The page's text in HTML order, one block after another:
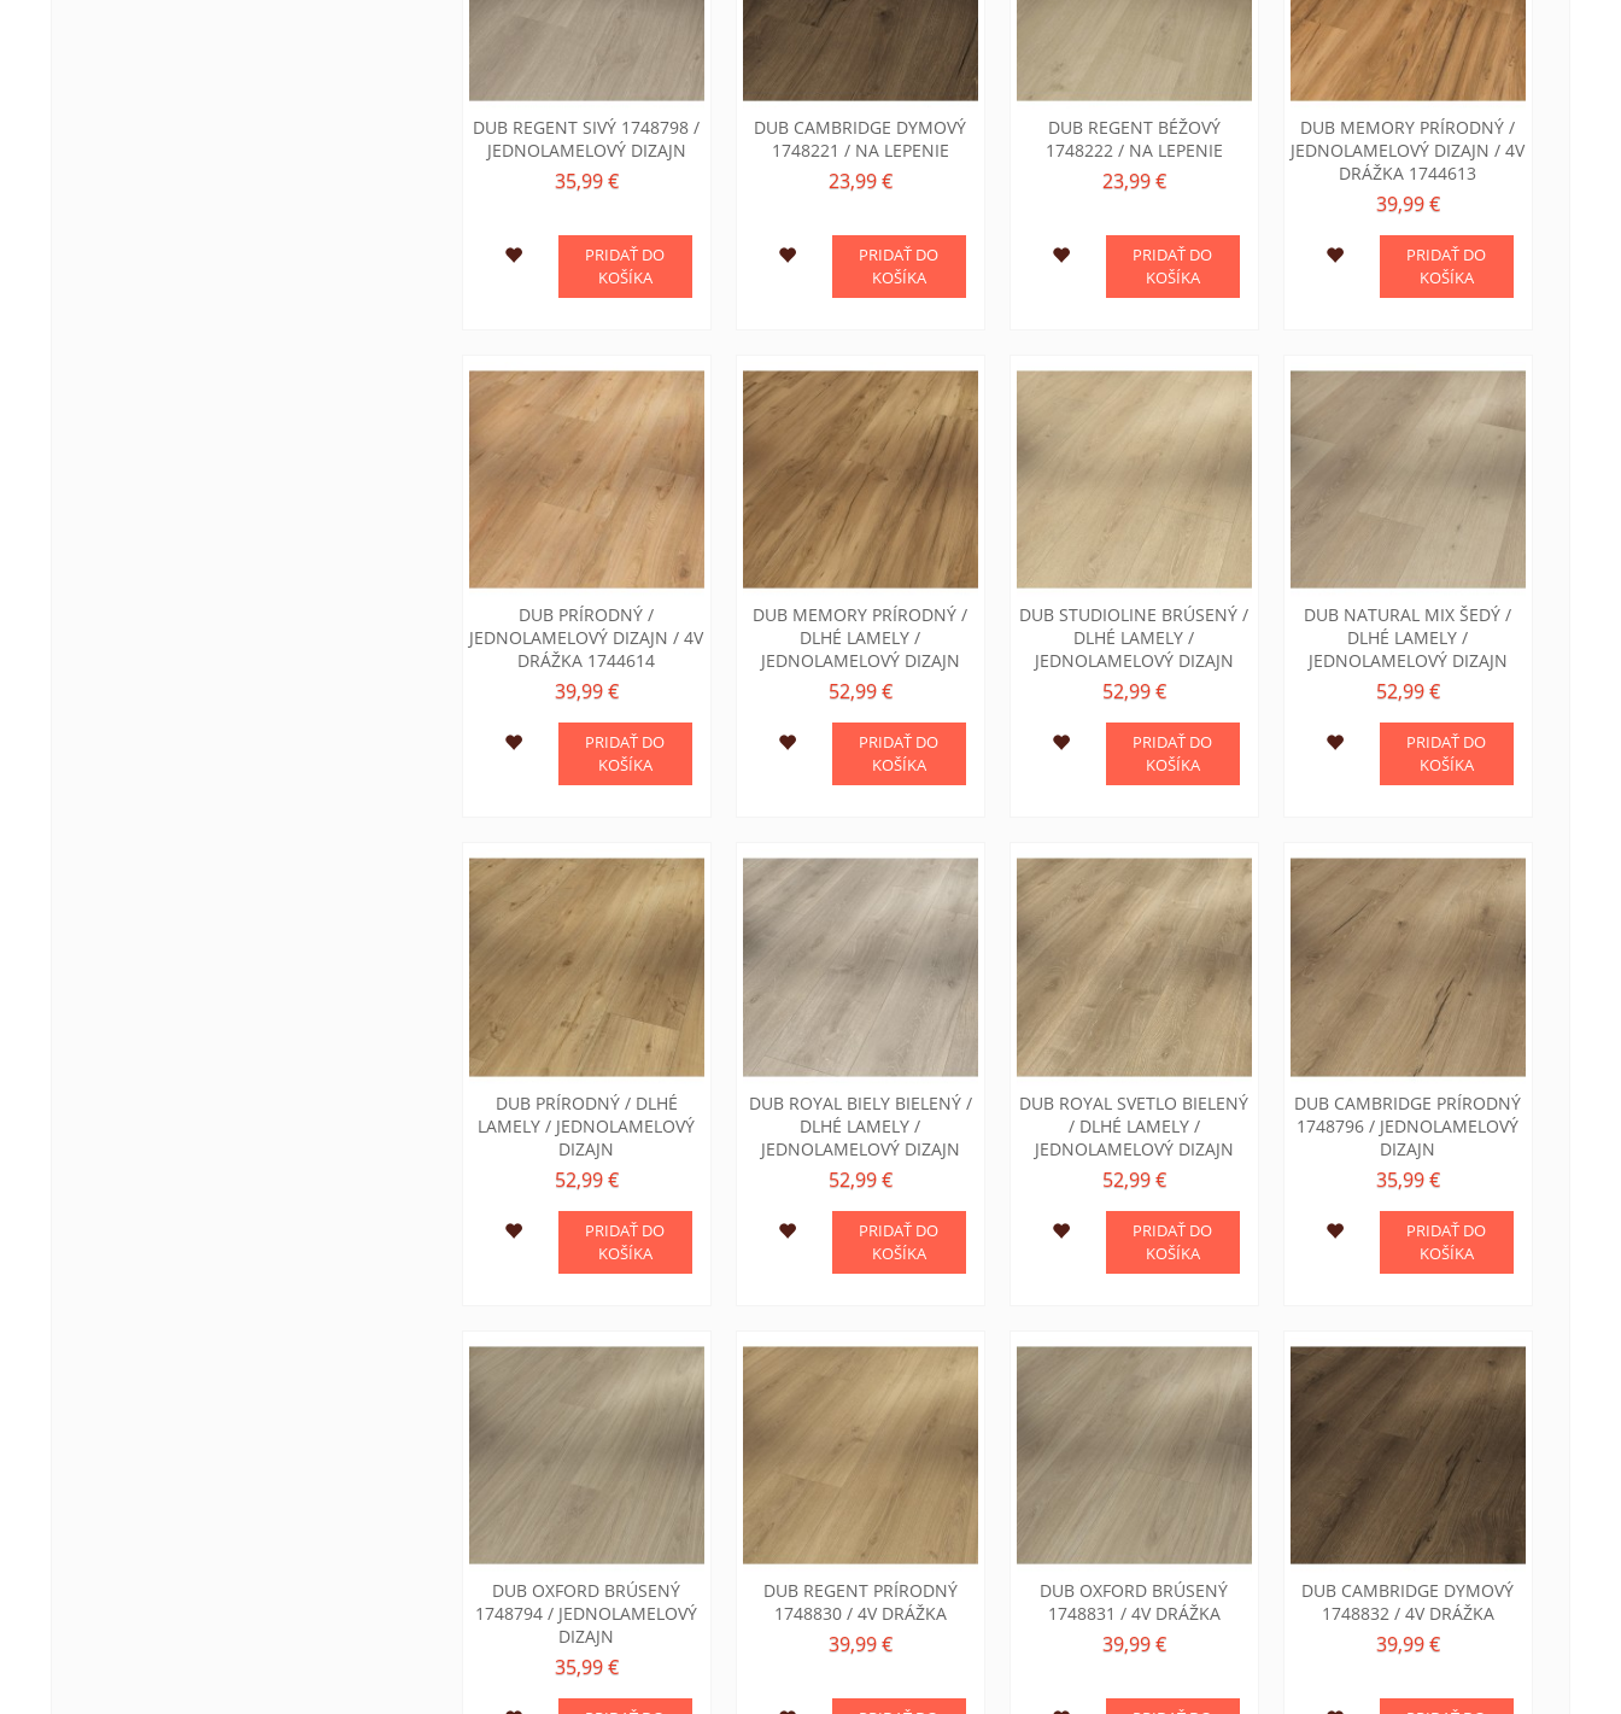
DUB REGENT SIVÝ 1748798 /
JEDNOLAMELOVÝ DIZAJN
35,99 €
PRIDAŤ DO
KOŠÍKA
DUB CAMBRIDGE DYMOVÝ
1748221 / NA LEPENIE
23,99 €
PRIDAŤ DO
KOŠÍKA
DUB REGENT BÉŽOVÝ
1748222 / NA LEPENIE
23,99 €
PRIDAŤ DO
KOŠÍKA
DUB MEMORY PRÍRODNÝ /
JEDNOLAMELOVÝ DIZAJN / 4V
DRÁŽKA 1744613
39,99 €
PRIDAŤ DO
KOŠÍKA
DUB PRÍRODNÝ /
JEDNOLAMELOVÝ DIZAJN / 4V
DRÁŽKA 1744614
39,99 €
PRIDAŤ DO
KOŠÍKA
DUB MEMORY PRÍRODNÝ /
DLHÉ LAMELY /
JEDNOLAMELOVÝ DIZAJN
52,99 €
PRIDAŤ DO
KOŠÍKA
DUB STUDIOLINE BRÚSENÝ /
DLHÉ LAMELY /
JEDNOLAMELOVÝ DIZAJN
52,99 €
PRIDAŤ DO
KOŠÍKA
DUB NATURAL MIX ŠEDÝ /
DLHÉ LAMELY /
JEDNOLAMELOVÝ DIZAJN
52,99 €
PRIDAŤ DO
KOŠÍKA
DUB PRÍRODNÝ / DLHÉ
LAMELY / JEDNOLAMELOVÝ
DIZAJN
52,99 €
PRIDAŤ DO
KOŠÍKA
DUB ROYAL BIELY BIELENÝ /
DLHÉ LAMELY /
JEDNOLAMELOVÝ DIZAJN
52,99 €
PRIDAŤ DO
KOŠÍKA
DUB ROYAL SVETLO BIELENÝ
/ DLHÉ LAMELY /
JEDNOLAMELOVÝ DIZAJN
52,99 €
PRIDAŤ DO
KOŠÍKA
DUB CAMBRIDGE PRÍRODNÝ
1748796 / JEDNOLAMELOVÝ
DIZAJN
35,99 €
PRIDAŤ DO
KOŠÍKA
DUB OXFORD BRÚSENÝ
1748794 / JEDNOLAMELOVÝ
DIZAJN
35,99 €
DUB REGENT PRÍRODNÝ
1748830 / 4V DRÁŽKA
39,99 €
DUB OXFORD BRÚSENÝ
1748831 / 4V DRÁŽKA
39,99 €
DUB CAMBRIDGE DYMOVÝ
1748832 / 4V DRÁŽKA
39,99 €